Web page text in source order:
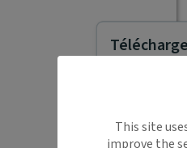
This site
improve the